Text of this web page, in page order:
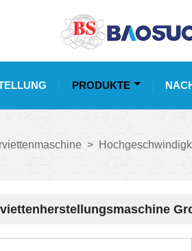
PRODUKTE
>